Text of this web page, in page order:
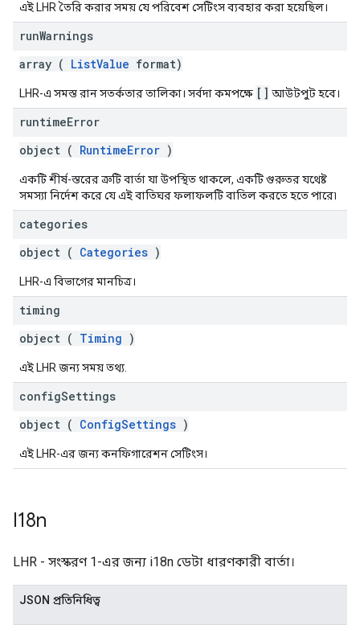
এই LHR তৈরি করার সময় যে পরিবেশ সেটিংস ব্যবহার করা হয়েছিল।
runWarnings
array ( ListValue format)
LHR-এ সমস্ত রান সতর্কতার তালিকা। সর্বদা কমপক্ষে [] আউটপুট হবে।
runtimeError
object ( RuntimeError )
একটি শীর্ষ-স্তরের ত্রুটি বার্তা যা উপস্থিত থাকলে, একটি গুরুতর যথেষ্ট
সমস্যা নির্দেশ করে যে এই বাতিঘর ফলাফলটি বাতিল করতে হতে পারে৷
categories
object ( Categories )
LHR-এ বিভাগের মানচিত্র।
timing
object ( Timing )
এই LHR জন্য সময় তথ্য.
configSettings
object ( ConfigSettings )
এই LHR-এর জন্য কনফিগারেশন সেটিংস।
I18n
LHR - সংস্করণ 1-এর জন্য i18n ডেটা ধারণকারী বার্তা।
JSON প্রতিনিধিত্ব